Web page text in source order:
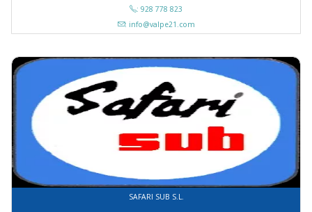
: 928 778 823
: info@valpe21.com
SAFARI SUB S.L.